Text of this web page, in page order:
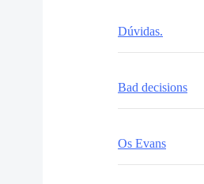
Dúvidas.
Bad decisions
Os Evans